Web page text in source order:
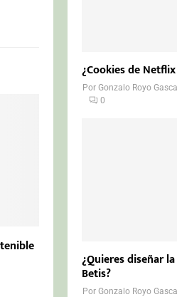
¿Cookies de
PorGonzalo Royo Gasca
0
¿Quieres diseñar
Betis?
PorGonzalo Royo Gasca